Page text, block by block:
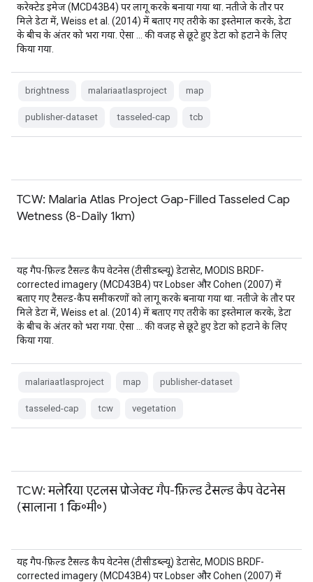
करेक्टेड इमेज (MCD43B4) पर लागू करके बनाया गया था. नतीजे के तौर पर
मिले डेटा में, Weiss et al. (2014) में बताए गए तरीके का इस्तेमाल करके, डेटा
के बीच के अंतर को भरा गया. ऐसा … की वजह से छूटे हुए डेटा को हटाने के लिए
किया गया.
brightness malariaatlasproject map
publisher-dataset tasseled-cap tcb
TCW: Malaria Atlas Project Gap-Filled Tasseled Cap
Wetness (8-Daily 1km)
यह गैप-फ़िल्ड टैसल्ड कैप वेटनेस (टीसीडब्ल्यू) डेटासेट, MODIS BRDF-
corrected imagery (MCD43B4) पर Lobser और Cohen (2007) में
बताए गए टैसल्ड-कैप समीकरणों को लागू करके बनाया गया था. नतीजे के तौर पर
मिले डेटा में, Weiss et al. (2014) में बताए गए तरीके का इस्तेमाल करके, डेटा
के बीच के अंतर को भरा गया. ऐसा … की वजह से छूटे हुए डेटा को हटाने के लिए
किया गया.
malariaatlasproject map publisher-dataset
tasseled-cap tcw vegetation
TCW: मलेरिया एटलस प्रोजेक्ट गैप-फ़िल्ड टैसल्ड कैप वेटनेस
(सालाना 1 कि॰मी॰)
यह गैप-फ़िल्ड टैसल्ड कैप वेटनेस (टीसीडब्ल्यू) डेटासेट, MODIS BRDF-
corrected imagery (MCD43B4) पर Lobser और Cohen (2007) में